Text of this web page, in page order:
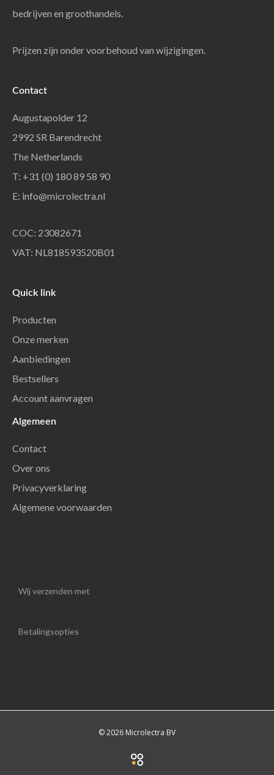
bedrijven en groothandels.
Prijzen zijn onder voorbehoud van wijzigingen.
Contact
Augustapolder 12
2992 SR Barendrecht
The Netherlands
T: +31 (0) 180 89 58 90
E: info@microlectra.nl
COC: 23082671
VAT: NL818593520B01
Quick link
Producten
Onze merken
Aanbiedingen
Bestsellers
Account aanvragen
Algemeen
Contact
Over ons
Privacyverklaring
Algemene voorwaarden
Wij verzenden met
Betalingsopties
© 2026 Microlectra BV